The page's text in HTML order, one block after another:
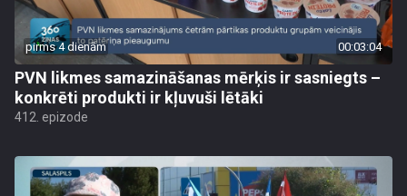
pirms 4 dienām 00:03:04
PVN likmes samazināšanas mērķis ir sasniegts –
konkrēti produkti ir kļuvuši lētāki
412. epizode